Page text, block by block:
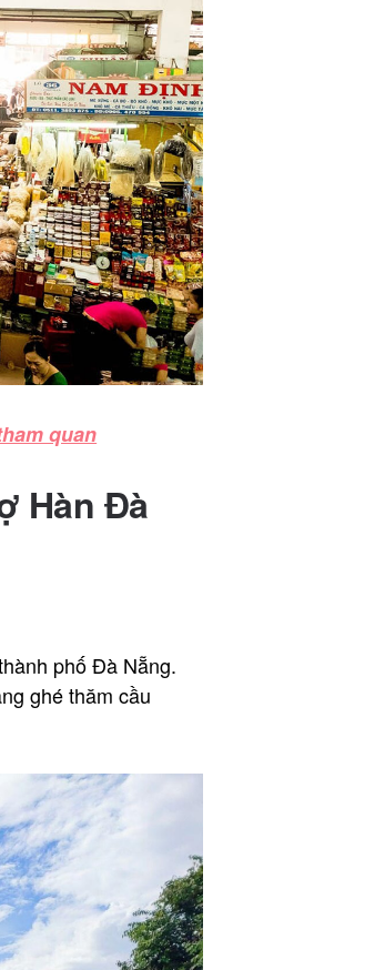
quan
Hàn Đà
phố Đà Nẵng.
ghé thăm cầu